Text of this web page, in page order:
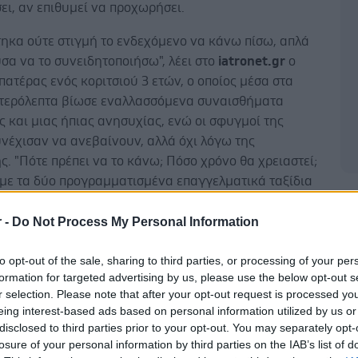
- Do Not Process My Personal Information
opt-out of the sale, sharing to third parties, or processing of your
for targeted advertising by us, please use the below opt-out
selection. Please note that after your opt-out request is processed
interest-based ads based on personal information utilized by us
to third parties prior to your opt-out. You may separately
of your personal information by third parties on the IAB’s list of
αν επιθυμεί να προχωρήσει.
ούτε στιγμή το ενδεχόμενο να κάνω πίσω, απλά
να το συνειδητοποιήσω", λέει στο iatronet.gr ο
ενός κοριτσιού 3 ετών, ο οποίος μέσα στα
βίωσε εναλλασσόμενα συναισθήματα
και μιας ήπιας ανησυχίας, ενώ οι σφυγμοί της
να ανεβαίνουν, αλλά όχι λόγω της
"Πότε πρέπει να το κάνω; Πόσο χρόνο θα χρειαστεί;
με τα δύο προγραμματισμένα επαγγελματικά ταξίδια
αυτές υποχώρησαν και επικράτησε το
του βούληση και όλα τα άλλα μπαίνουν σε δεύτερη